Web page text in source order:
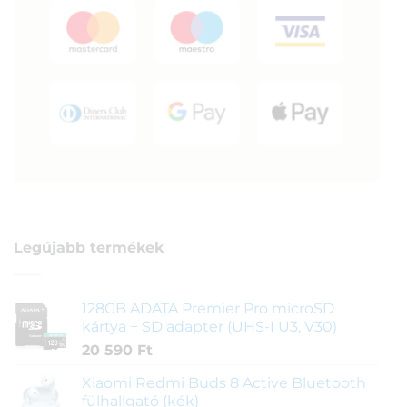
Legújabb termékek
128GB ADATA Premier Pro microSD
kártya + SD adapter (UHS-I U3, V30)
20 590 Ft
Xiaomi Redmi Buds 8 Active Bluetooth
fülhallgató (kék)